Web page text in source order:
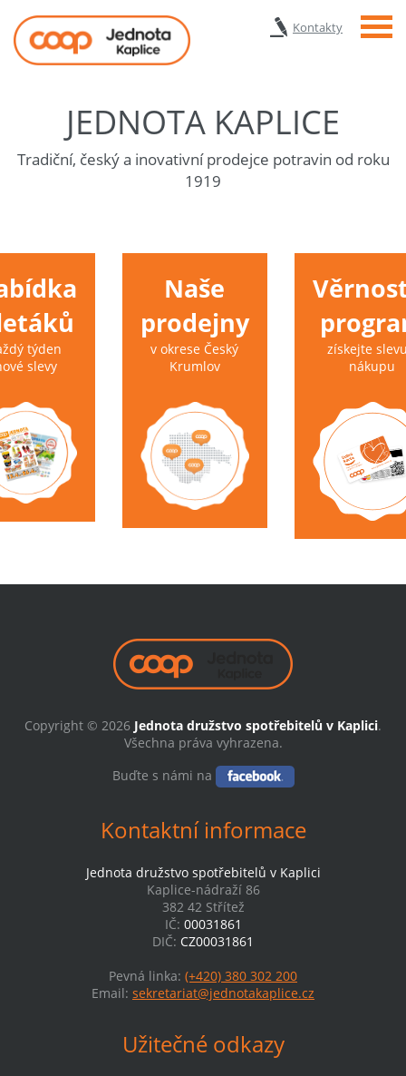
Kontakty Menu
JEDNOTA KAPLICE
Tradiční, český a inovativní prodejce potravin od roku
1919
týden
slevy
Naše
prodejny
v okrese Český
Krumlov
získejte
nákupu
Copyright © 2026 Jednota družstvo spotřebitelů v Kaplici.
Všechna práva vyhrazena.
Buďte s námi na
Kontaktní informace
Jednota družstvo spotřebitelů v Kaplici
Kaplice-nádraží 86
382 42 Střítež
IČ: 00031861
DIČ: CZ00031861
Pevná linka: (+420) 380 302 200
Email: sekretariat@jednotakaplice.cz
Užitečné odkazy